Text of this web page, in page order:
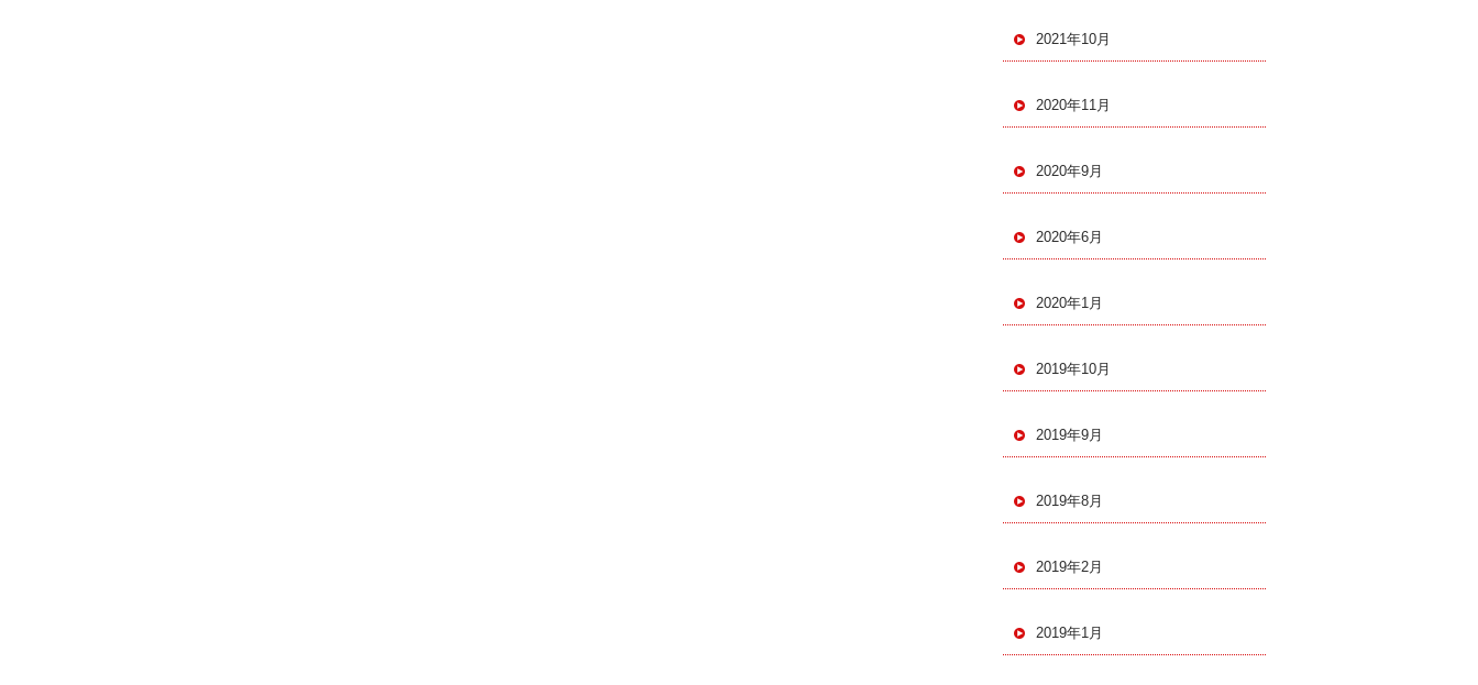
2021年10月
2020年11月
2020年9月
2020年6月
2020年1月
2019年10月
2019年9月
2019年8月
2019年2月
2019年1月